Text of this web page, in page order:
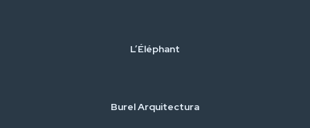
L’Éléphant
Burel Arquitectura